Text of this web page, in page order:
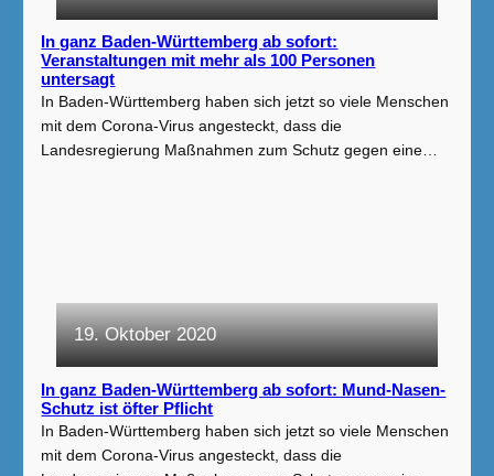
In ganz Baden-Württemberg ab sofort:
Veranstaltungen mit mehr als 100 Personen
untersagt
In Baden-Württemberg haben sich jetzt so viele Menschen
mit dem Corona-Virus angesteckt, dass die
Landesregierung Maßnahmen zum Schutz gegen eine…
19. Oktober 2020
In ganz Baden-Württemberg ab sofort: Mund-Nasen-
Schutz ist öfter Pflicht
In Baden-Württemberg haben sich jetzt so viele Menschen
mit dem Corona-Virus angesteckt, dass die